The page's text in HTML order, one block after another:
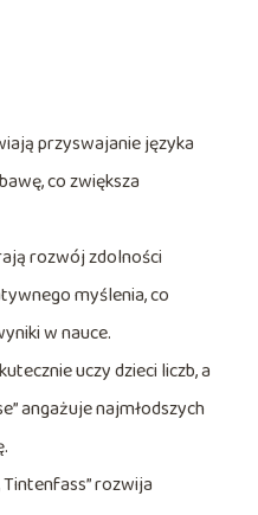
przyswajanie języka
co zwiększa
rozwój zdolności
myślenia, co
w nauce.
uczy dzieci liczb, a
angażuje najmłodszych
rozwija